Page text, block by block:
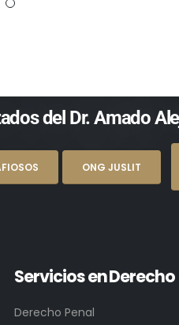
del Dr. Amado
ONG JUSLIT
Servicios en Derecho
Derecho Penal